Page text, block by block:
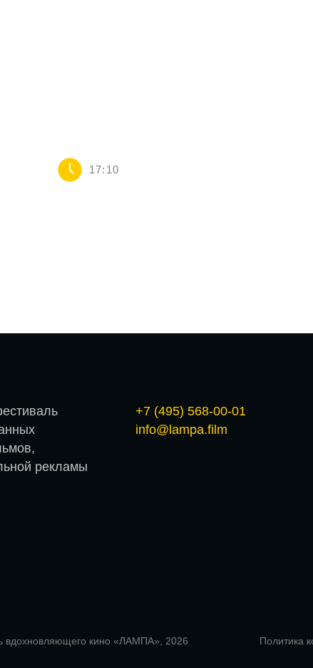
17:10
рекламы
+7 (495) 568-00-01
info@lampa.film
вдохновляющего кино «ЛАМПА», 2026 Политика